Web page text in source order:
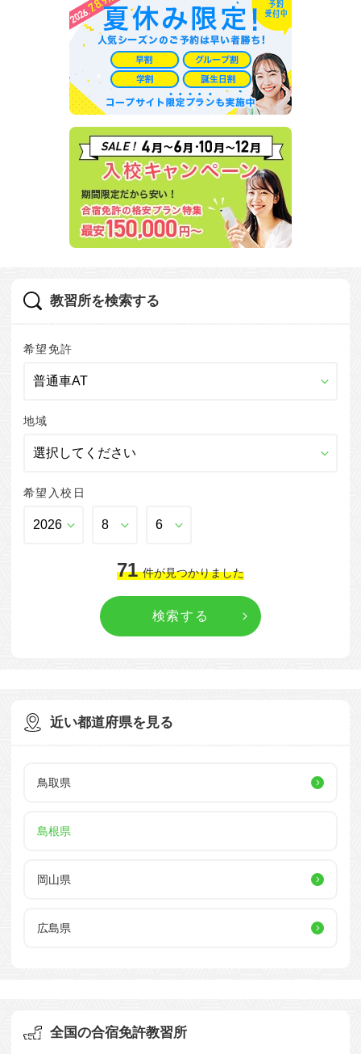
教習所を検索する
希望免許
地域
希望入校日
71 件が見つかりました
近い都道府県を見る
鳥取県
島根県
岡山県
広島県
全国の合宿免許教習所